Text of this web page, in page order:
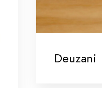
Deuzani